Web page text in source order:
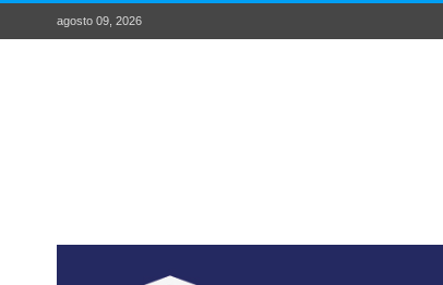
agosto 09, 2026